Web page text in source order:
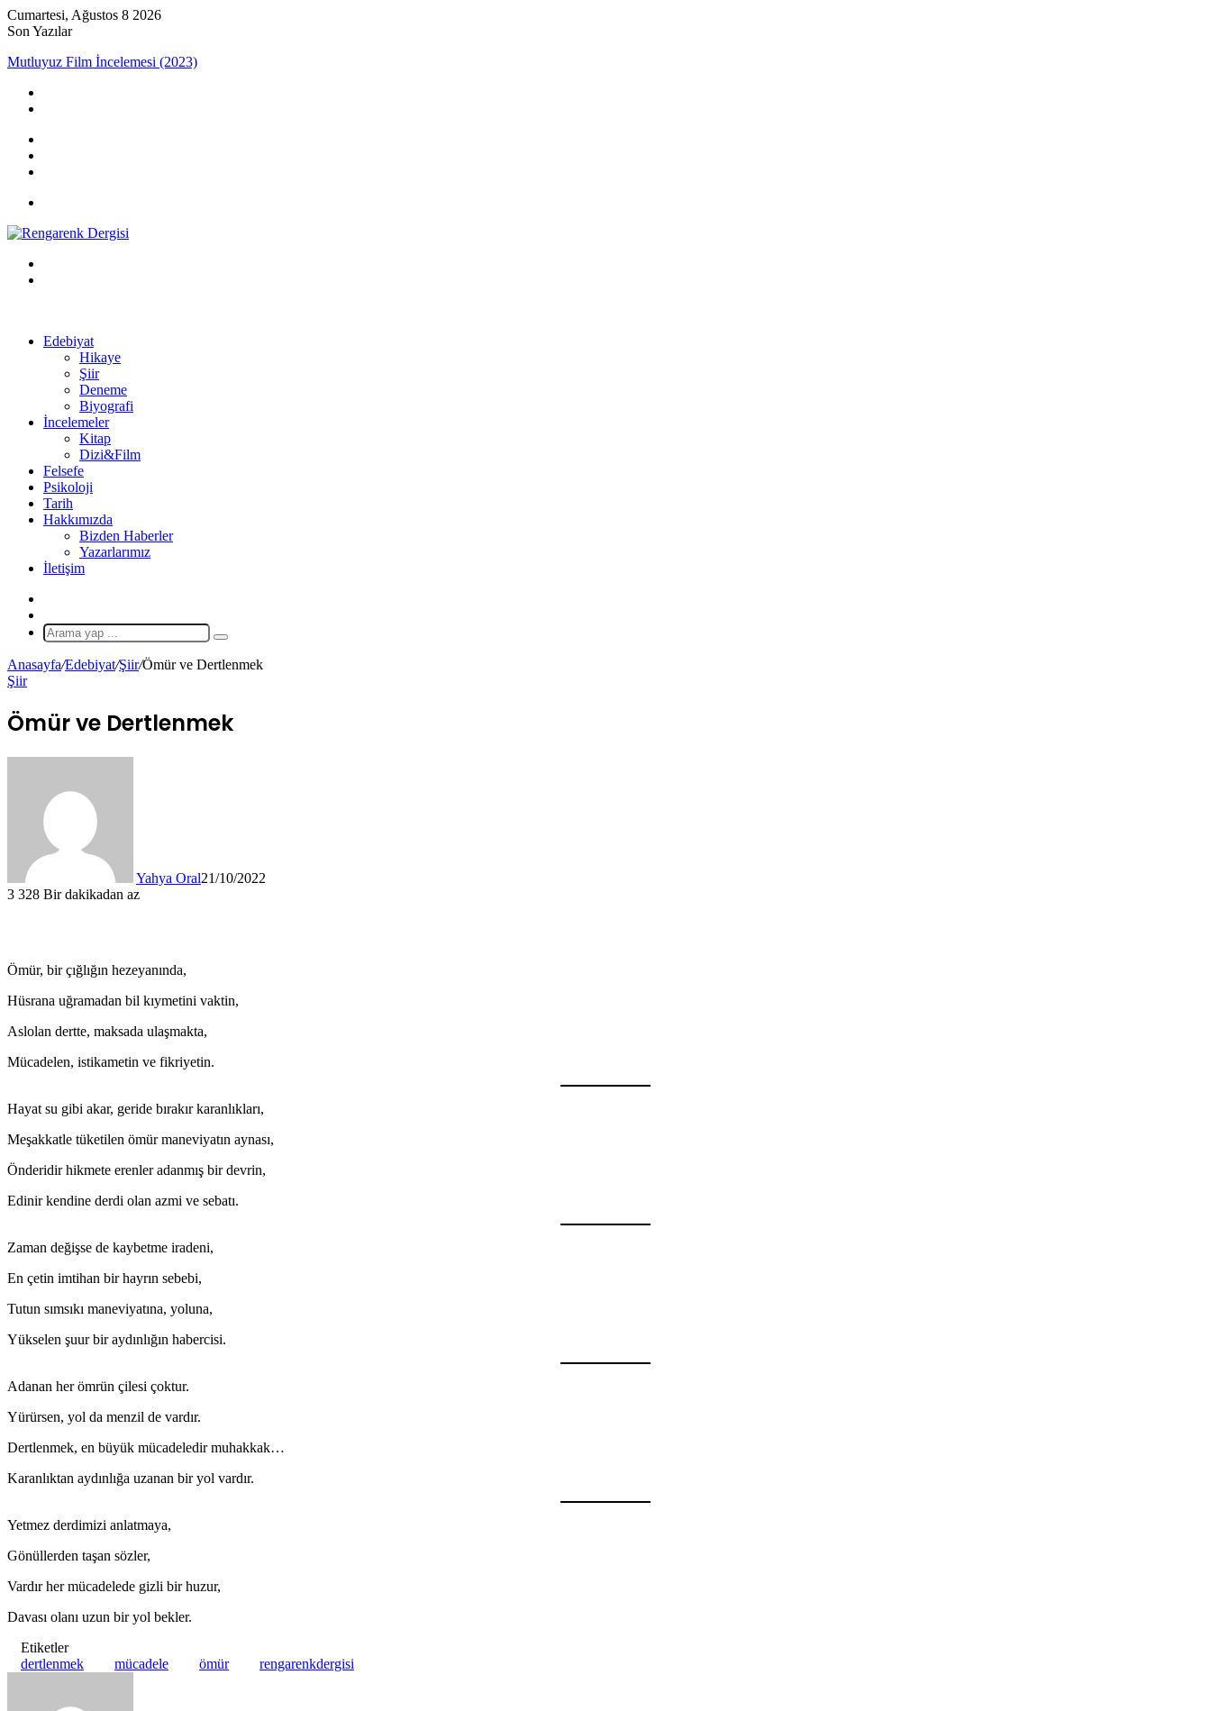
Cumartesi, Ağustos 8 2026
Son Yazılar
Mutluyuz Film İncelemesi (2023)
Edebiyat
Hikaye
Şiir
Deneme
Biyografi
İncelemeler
Kitap
Dizi&Film
Felsefe
Psikoloji
Tarih
Hakkımızda
Bizden Haberler
Yazarlarımız
İletişim
Makale
Arama
yap
...
Anasayfa/Edebiyat/Şiir/Ömür ve Dertlenmek
Şiir
Ömür ve Dertlenmek
Yahya Oral21/10/2022
3 328 Bir dakikadan az
Ömür, bir çığlığın hezeyanında,
Hüsrana uğramadan bil kıymetini vaktin,
Aslolan dertte, maksada ulaşmakta,
Mücadelen, istikametin ve fikriyetin.
Hayat su gibi akar, geride bırakır karanlıkları,
Meşakkatle tüketilen ömür maneviyatın aynası,
Önderidir hikmete erenler adanmış bir devrin,
Edinir kendine derdi olan azmi ve sebatı.
Zaman değişse de kaybetme iradeni,
En çetin imtihan bir hayrın sebebi,
Tutun sımsıkı maneviyatına, yoluna,
Yükselen şuur bir aydınlığın habercisi.
Adanan her ömrün çilesi çoktur.
Yürürsen, yol da menzil de vardır.
Dertlenmek, en büyük mücadeledir muhakkak…
Karanlıktan aydınlığa uzanan bir yol vardır.
Yetmez derdimizi anlatmaya,
Gönüllerden taşan sözler,
Vardır her mücadelede gizli bir huzur,
Davası olanı uzun bir yol bekler.
Etiketler
dertlenmek
mücadele ömür rengarenkdergisi